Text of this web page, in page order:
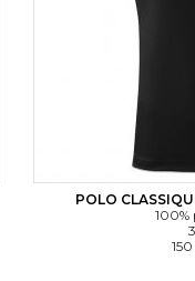
POLO
100%